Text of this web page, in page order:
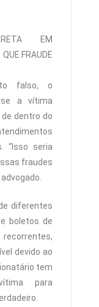
EM
FRAUDE
falso, o
se a vítima
dentro do
“Isso seria
fraudes
diferentes
boletos de
devido ao
tem
para